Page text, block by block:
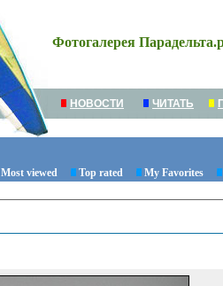
Фотогалерея
НОВОСТИ ЧИТАТЬ
Most viewed Top rated My Favorites